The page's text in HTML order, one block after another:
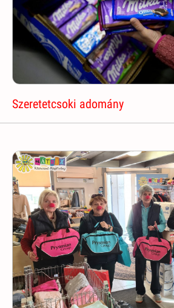
Szeretetcsoki adomány